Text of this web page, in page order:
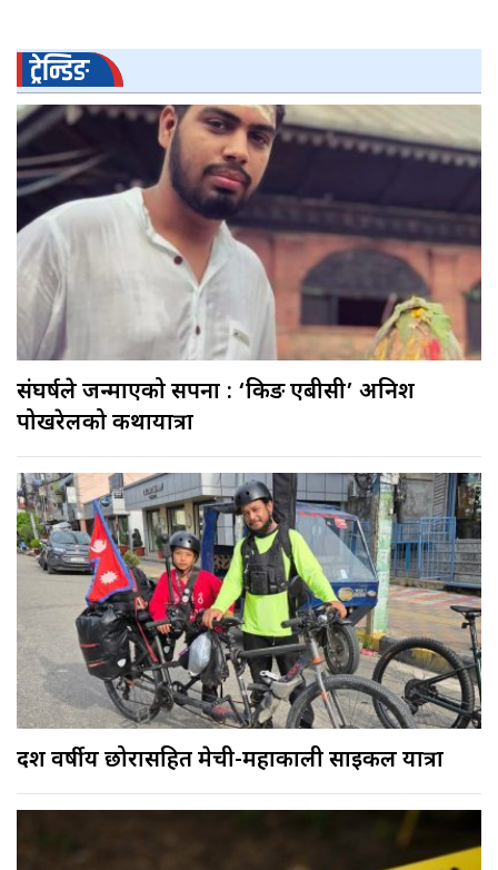
ट्रेन्डिङ
संघर्षले जन्माएको सपना : ‘किङ एबीसी’ अनिश
पोखरेलको कथायात्रा
दश वर्षीय छोरासहित मेची-महाकाली साइकल यात्रा